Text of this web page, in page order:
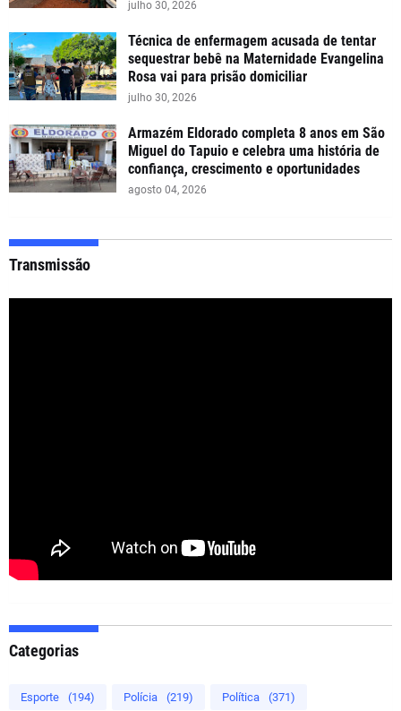
julho 30, 2026
Técnica de enfermagem acusada de tentar
sequestrar bebê na Maternidade Evangelina
Rosa vai para prisão domiciliar
julho 30, 2026
Armazém Eldorado completa 8 anos em São
Miguel do Tapuio e celebra uma história de
confiança, crescimento e oportunidades
agosto 04, 2026
Transmissão
Categorias
Esporte (194) Polícia (219) Política (371)